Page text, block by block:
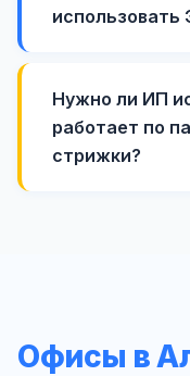
Нужно ли ИП
работает по
стрижки?
Офисы в